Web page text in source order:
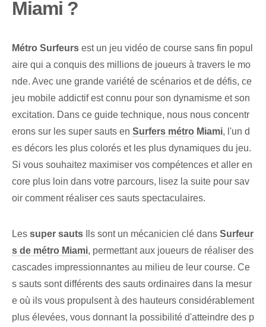
Miami ?
Métro ⁢Surfeurs est un jeu vidéo de course sans fin popul
aire qui a conquis des millions de joueurs à travers le mo
nde. Avec une grande variété de scénarios et de défis, ce
jeu mobile addictif est connu pour son dynamisme et son
excitation. Dans ce guide technique, nous nous concentr
erons sur les super sauts en Surfers métro Miami, l'un d
es décors les plus colorés et les plus dynamiques du jeu.
Si vous souhaitez maximiser vos compétences et aller en
core plus loin dans votre parcours, lisez la suite pour sav
oir comment réaliser ces sauts spectaculaires.
Les super sauts Ils sont un mécanicien clé dans Surfeur
s de métro Miami, permettant aux joueurs de réaliser des
cascades impressionnantes au milieu de leur course. Ce
s sauts sont différents des sauts ordinaires dans la mesur
e où ils vous propulsent à des hauteurs considérablement
plus élevées, vous donnant la possibilité d'atteindre des p